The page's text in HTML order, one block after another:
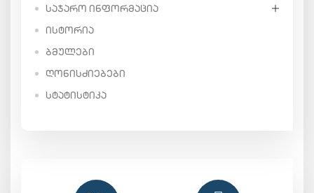
ᲡᲐᲯᲐᲠᲝ ᲘᲜᲤᲝᲠᲛᲐᲪᲘᲐ
ᲘᲡᲢᲝᲠᲘᲐ
ᲑᲛᲣᲚᲔᲑᲘ
ᲦᲝᲜᲘᲡᲫᲘᲔᲑᲔᲑᲘ
ᲡᲢᲐᲢᲘᲡᲢᲘᲙᲐ